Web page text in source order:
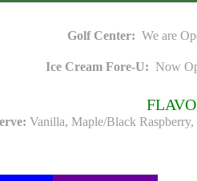
Golf Center: We are
Ice Cream Fore-U: Now
Vanilla, Maple/Black